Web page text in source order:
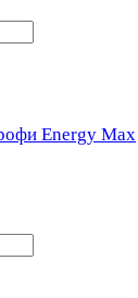
Energy Max